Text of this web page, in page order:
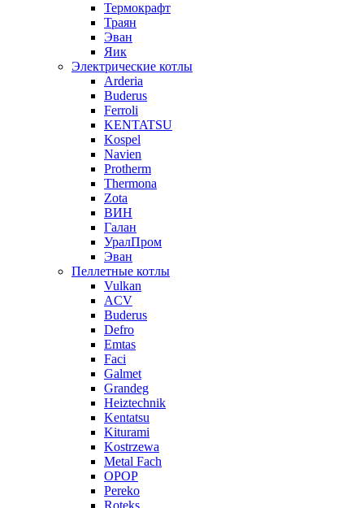
Термокрафт
Траян
Эван
Яик
Электрические котлы
Arderia
Buderus
Ferroli
KENTATSU
Kospel
Navien
Protherm
Thermona
Zota
ВИН
Галан
УралПром
Эван
Пеллетные котлы
Vulkan
ACV
Buderus
Defro
Emtas
Faci
Galmet
Grandeg
Heiztechnik
Kentatsu
Kiturami
Kostrzewa
Metal Fach
OPOP
Pereko
Roteks